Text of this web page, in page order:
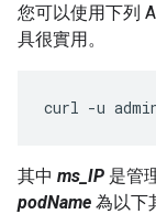
您可以使用下列
具很實用。
curl -u
其中 ms_IP 是管
podName 為以下